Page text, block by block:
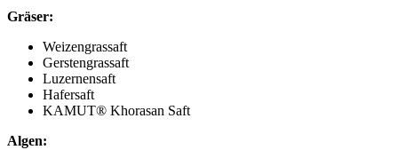
Gräser:
Weizengrassaft
Gerstengrassaft
Luzernensaft
Hafersaft
KAMUT® Khorasan Saft
Algen: